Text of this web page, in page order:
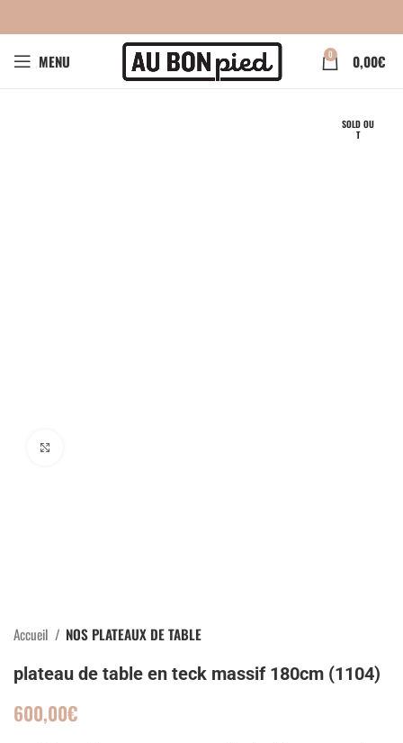
MENU 0 0,00€
SOLD OU
T
Accueil NOS PLATEAUX DE TABLE
plateau de table en teck massif 180cm (1104)
600,00€